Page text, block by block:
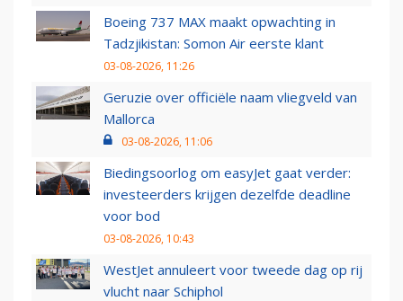
Boeing 737 MAX maakt opwachting in
Tadzjikistan: Somon Air eerste klant
03-08-2026, 11:26
Geruzie over officiële naam vliegveld van
Mallorca
03-08-2026, 11:06
Biedingsoorlog om easyJet gaat verder:
investeerders krijgen dezelfde deadline
voor bod
03-08-2026, 10:43
WestJet annuleert voor tweede dag op rij
vlucht naar Schiphol